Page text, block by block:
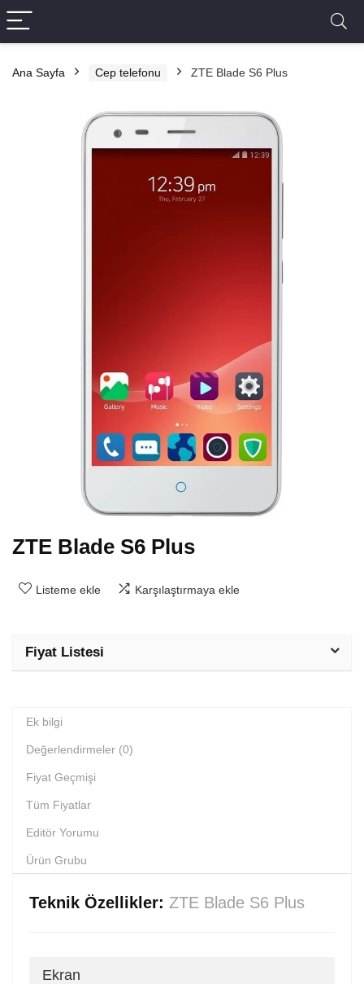
Ana Sayfa Cep telefonu ZTE Blade S6 Plus
ZTE Blade S6 Plus
Listeme ekle Karşılaştırmaya ekle
Fiyat Listesi
Ek bilgi
Değerlendirmeler (0)
Fiyat Geçmişi
Tüm Fiyatlar
Editör Yorumu
Ürün Grubu
Teknik Özellikler: ZTE Blade S6 Plus
Ekran